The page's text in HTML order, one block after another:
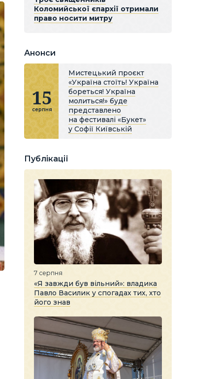
Коломийської єпархії отримали
право носити митру
Анонси
15
серпня
Мистецький проєкт
«Україна стоїть! Україна
бореться! Україна
молиться!» буде
представлено
на фестивалі «Букет»
у Софії Київській
Публікації
7 серпня
«Я завжди був вільний»: владика
Павло Василик у спогадах тих, хто
його знав